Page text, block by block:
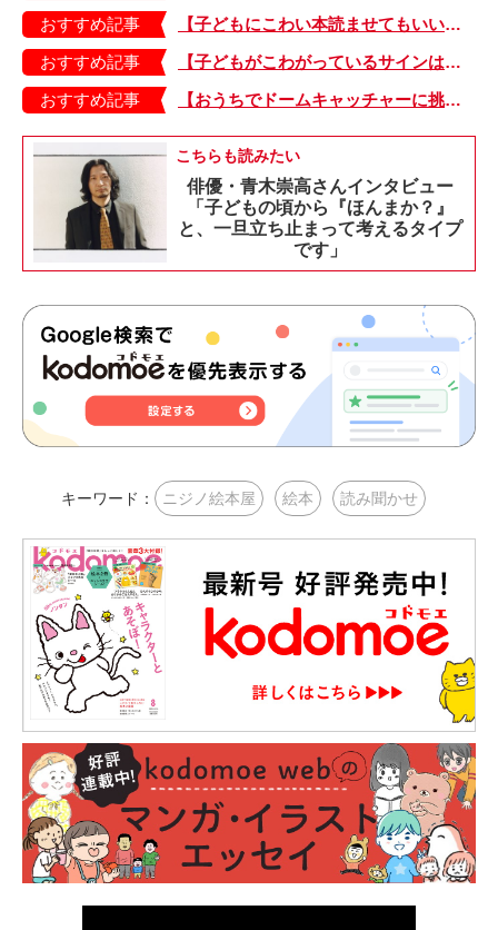
おすすめ記事
【子どもにこわい本読ませてもいいの？】「子どもはどのようなものにこわさを感じやすいのでしょうか？」
おすすめ記事
【子どもがこわがっているサインは？】「読み聞かせのとき、子どもがこわがっていると判断できるサインを教えてください！」
おすすめ記事
【おうちでドームキャッチャーに挑戦だ】アンパンマン わくわくドームキャッチャー
こちらも読みたい
俳優・青木崇高さんインタビュー
「子どもの頃から『ほんまか？』
と、一旦立ち止まって考えるタイプ
です」
キーワード： ニジノ絵本屋 絵本 読み聞かせ